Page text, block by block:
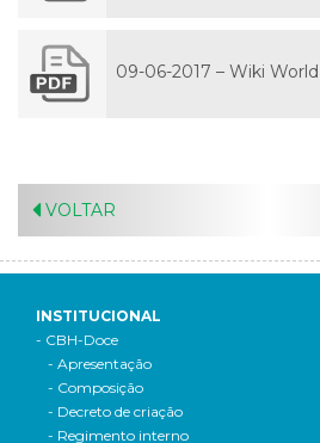
09-06-2017 – Wiki World
VOLTAR
INSTITUCIONAL
- CBH-Doce
- Apresentação
- Composição
- Decreto de criação
- Regimento interno